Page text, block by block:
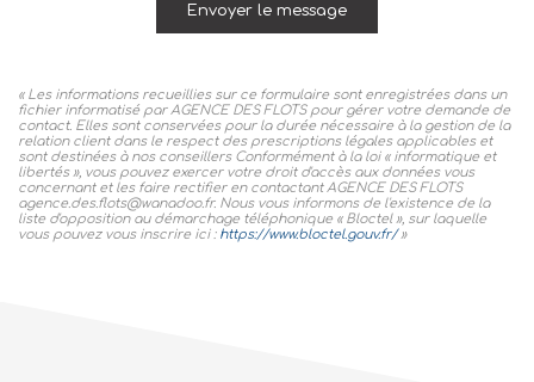
Envoyer le message
« Les informations recueillies sur ce formulaire sont enregistrées dans un
fichier informatisé par AGENCE DES FLOTS pour gérer votre demande de
contact. Elles sont conservées pour la durée nécessaire à la gestion de la
relation client dans le respect des prescriptions légales applicables et
sont destinées à nos conseillers Conformément à la loi « informatique et
libertés », vous pouvez exercer votre droit d'accès aux données vous
concernant et les faire rectifier en contactant AGENCE DES FLOTS
agence.des.flots@wanadoo.fr. Nous vous informons de l'existence de la
liste d'opposition au démarchage téléphonique « Bloctel », sur laquelle
vous pouvez vous inscrire ici : https://www.bloctel.gouv.fr/»